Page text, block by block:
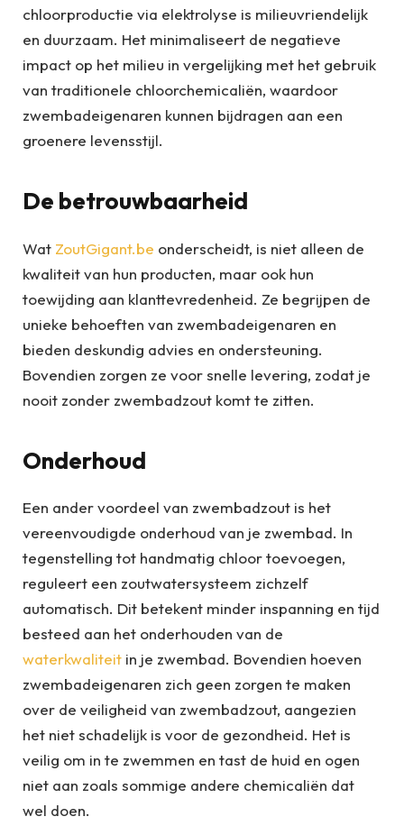
chloorproductie via elektrolyse is milieuvriendelijk
en duurzaam. Het minimaliseert de negatieve
impact op het milieu in vergelijking met het gebruik
van traditionele chloorchemicaliën, waardoor
zwembadeigenaren kunnen bijdragen aan een
groenere levensstijl.
De betrouwbaarheid
Wat ZoutGigant.be onderscheidt, is niet alleen de
kwaliteit van hun producten, maar ook hun
toewijding aan klanttevredenheid. Ze begrijpen de
unieke behoeften van zwembadeigenaren en
bieden deskundig advies en ondersteuning.
Bovendien zorgen ze voor snelle levering, zodat je
nooit zonder zwembadzout komt te zitten.
Onderhoud
Een ander voordeel van zwembadzout is het
vereenvoudigde onderhoud van je zwembad. In
tegenstelling tot handmatig chloor toevoegen,
reguleert een zoutwatersysteem zichzelf
automatisch. Dit betekent minder inspanning en tijd
besteed aan het onderhouden van de
waterkwaliteit in je zwembad. Bovendien hoeven
zwembadeigenaren zich geen zorgen te maken
over de veiligheid van zwembadzout, aangezien
het niet schadelijk is voor de gezondheid. Het is
veilig om in te zwemmen en tast de huid en ogen
niet aan zoals sommige andere chemicaliën dat
wel doen.